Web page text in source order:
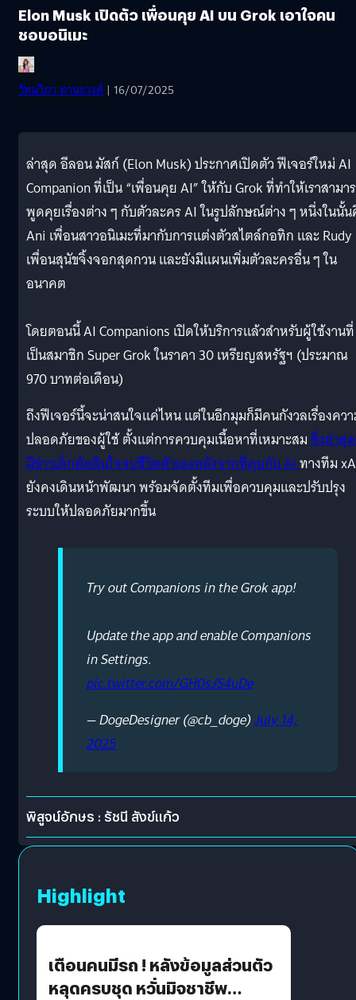
Elon Musk เปิดตัว เพื่อนคุย AI บน Grok เอาใจคน
ชอบอนิเมะ
วัทนวิภา ทานะวงศ์ | 16/07/2025
ล่าสุด อีลอน มัสก์ (Elon Musk) ประกาศเปิดตัว ฟีเจอร์ใหม่ AI
Companion ที่เป็น “เพื่อนคุย​ AI” ให้กับ Grok ที่ทำให้เราสามา
พูดคุยเรื่องต่าง ๆ กับตัวละคร AI ในรูปลักษณ์ต่าง ๆ หนึ่งในนั้
Ani เพื่อนสาวอนิเมะที่มากับการแต่งตัวสไตล์กอทิก และ Rudy
เพื่อนสุนัขจิ้งจอกสุดกวน และยังมีแผนเพิ่มตัวละครอื่น ๆ ใน
อนาคต
โดยตอนนี้ AI Companions เปิดให้บริการแล้วสำหรับผู้ใช้งานที่
เป็นสมาชิก Super Grok ในราคา 30 เหรียญสหรัฐฯ (ประมาณ
970 บาทต่อเดือน)
ถึงฟีเจอร์นี้จะน่าสนใจแค่ไหน แต่ในอีกมุมก็มีคนกังวลเรื่องคว
ปลอดภัยของผู้ใช้ ตั้งแต่การควบคุมเนื้อหาที่เหมาะสมซึ่งล่าสุ
มีข่าวเด็กตัดสินใจจบชีวิตตัวเองหลังจากที่คุยกับ AIทางทีม
ยังคงเดินหน้าพัฒนา พร้อมจัดตั้งทีมเพื่อควบคุมและปรับปรุง
ระบบให้ปลอดภัยมากขึ้น
Try out Companions in the Grok app!
Update the app and enable Companions
in Settings.
pic.twitter.com/GH0sJS4uDe
— DogeDesigner (@cb_doge)July 14,
2025
พิสูจน์อักษร : รัชนี สังข์แก้ว
Highlight
เตือนคนมีรถ ! หลังข้อมูลส่วนตัว
หลุดครบชุด หวั่นมิจชาชีพ